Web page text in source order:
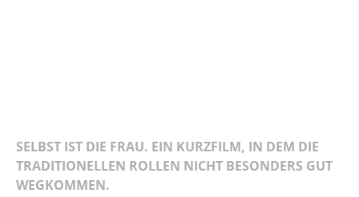
SELBST IST DIE FRAU. EIN KURZFILM, IN DEM DIE
TRADITIONELLEN ROLLEN NICHT BESONDERS GUT
WEGKOMMEN.